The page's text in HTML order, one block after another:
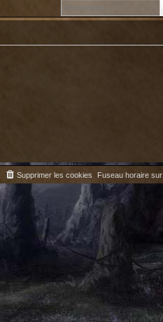
Fuseau horaire sur
Supprimer les cookies